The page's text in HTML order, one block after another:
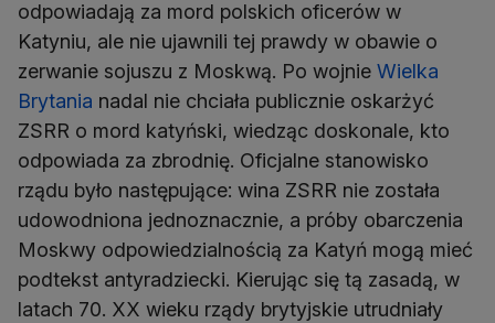
odpowiadają za mord polskich oficerów w
Katyniu, ale nie ujawnili tej prawdy w obawie o
zerwanie sojuszu z Moskwą. Po wojnie Wielka
Brytania nadal nie chciała publicznie oskarżyć
ZSRR o mord katyński, wiedząc doskonale, kto
odpowiada za zbrodnię. Oficjalne stanowisko
rządu było następujące: wina ZSRR nie została
udowodniona jednoznacznie, a próby obarczenia
Moskwy odpowiedzialnością za Katyń mogą mieć
podtekst antyradziecki. Kierując się tą zasadą, w
latach 70. XX wieku rządy brytyjskie utrudniały